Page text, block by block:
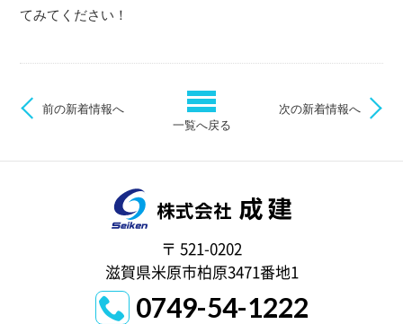
てみてください！
前の新着情報へ
次の新着情報へ
一覧へ戻る
〒 521-0202
滋賀県米原市柏原3471番地1
0749-54-1222